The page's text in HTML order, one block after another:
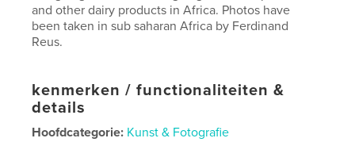
and other dairy products in Africa. Photos have
been taken in sub saharan Africa by Ferdinand
Reus.
kenmerken / functionaliteiten &
details
Hoofdcategorie: Kunst & Fotografie